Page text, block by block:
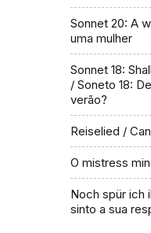
Sonnet 20: A
uma mulher
Sonnet 18:
/ Soneto 18: Devo eu comparar-te a um dia de
verão?
Reiselied /
O mistress
Noch spür ich
sinto a sua